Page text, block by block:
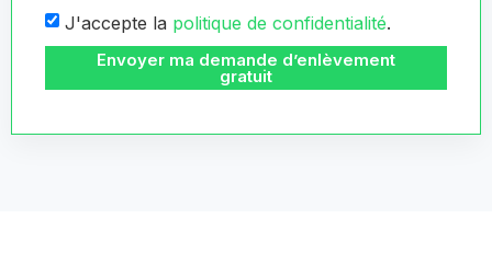
J'accepte la politique de confidentialité.
Envoyer ma demande d’enlèvement
gratuit